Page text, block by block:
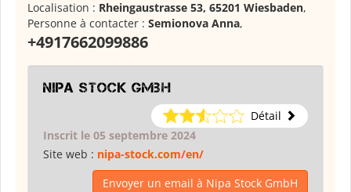
Localisation : Rheingaustrasse 53, 65201 Wiesbaden,
Personne à contacter : Semionova Anna,
+4917662099886
Nipa Stock GmbH
Détail
Inscrit le 05 septembre 2024
Site web : nipa-stock.com/en/
Envoyer un email à Nipa Stock GmbH